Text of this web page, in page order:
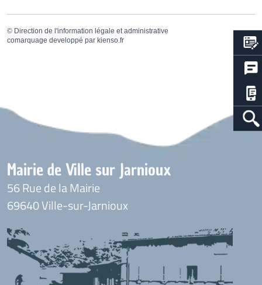
© Direction de l'information légale et administrative
comarquage developpé par kienso.fr
Mairie de Ville sur Jarnioux
56 Rue de la Mairie
69640 Ville-sur-Jarnioux